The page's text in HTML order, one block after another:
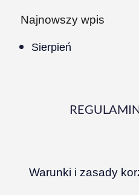
Najnowszy wpis
Sierpień
Warunki i zasady